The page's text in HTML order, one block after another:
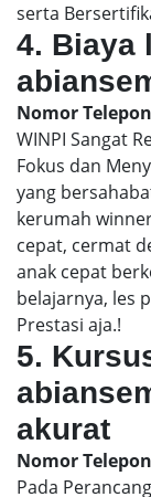
serta
4. Biaya
Nomor
WINPI Sangat
Fokus dan
yang
kerumah
cepat, cermat
anak cepat
belajarnya, les
Prestasi aja.!
5.
akurat
Nomor
Pada